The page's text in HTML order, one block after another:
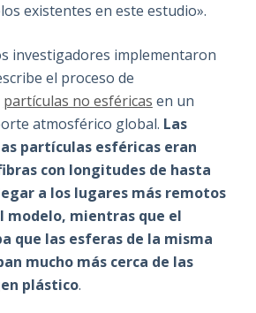
existentes en este estudio».
investigadores implementaron
el proceso de
partículas no esféricas en un
atmosférico global. Las
partículas esféricas eran
con longitudes de hasta
a los lugares más remotos
modelo, mientras que el
que las esferas de la misma
mucho más cerca de las
plástico.